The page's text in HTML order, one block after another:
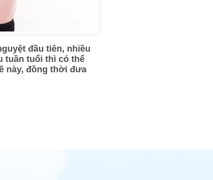
đầu tiên, nhiều
tuần tuổi thì có thể
này, đồng thời đưa